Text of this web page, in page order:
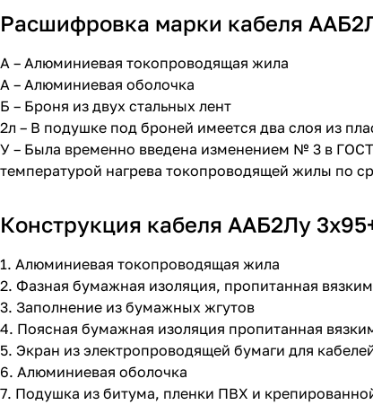
Расшифровка марки кабеля
А – Алюминиевая токопроводящая жила
А – Алюминиевая оболочка
Б – Броня из двух стальных лент
2л – В подушке под броней имеется два слоя из
У – Была временно введена изменением № 3 в
температурой нагрева токопроводящей жилы по
Конструкция кабеля ААБ2Лу
1. Алюминиевая токопроводящая жила
2. Фазная бумажная изоляция, пропитанная
3. Заполнение из бумажных жгутов
4. Поясная бумажная изоляция пропитанная
5. Экран из электропроводящей бумаги для
6. Алюминиевая оболочка
7. Подушка из битума, пленки ПВХ и